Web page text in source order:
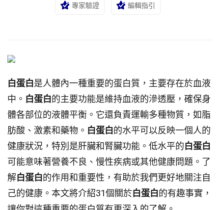
專家驗證 編輯指引
白蛋白是人體內一種重要的蛋白質，主要存在於血液
中。 白蛋白的主要功能是維持血液的滲透壓，確保身
體各部位的液體平衡。它還負責運輸多種物質，如脂
肪酸、激素和藥物。 白蛋白的水平可以反映一個人的
健康狀況，特別是肝臟和腎臟功能。低水平的白蛋白
可能意味著營養不良、慢性疾病或其他健康問題。了
解白蛋白的作用和重要性，有助於我們更好地關注自
己的健康。本文將介紹31個關於白蛋白的有趣事實，